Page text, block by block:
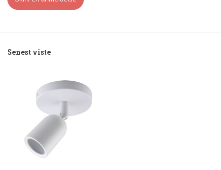
Senest viste